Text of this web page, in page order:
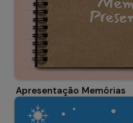
Apresentação Memórias